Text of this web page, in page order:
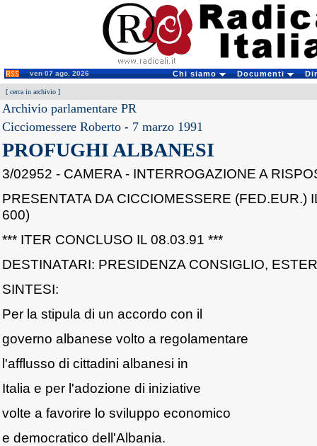
ven 07 ago. 2026 Chi siamo Documenti
[ cerca in archivio ]
Archivio parlamentare PR
Cicciomessere Roberto - 7 marzo 1991
PROFUGHI ALBANESI
3/02952 - CAMERA - INTERROGAZIONE A
PRESENTATA DA CICCIOMESSERE (FED.EUR.)
600)
*** ITER CONCLUSO IL 08.03.91 ***
DESTINATARI: PRESIDENZA CONSIGLIO,
SINTESI:
Per la stipula di un accordo con il
governo albanese volto a regolamentare
l'afflusso di cittadini albanesi in
Italia e per l'adozione di iniziative
volte a favorire lo sviluppo economico
e democratico dell'Albania.